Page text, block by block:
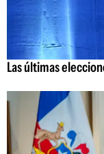
Las últimas